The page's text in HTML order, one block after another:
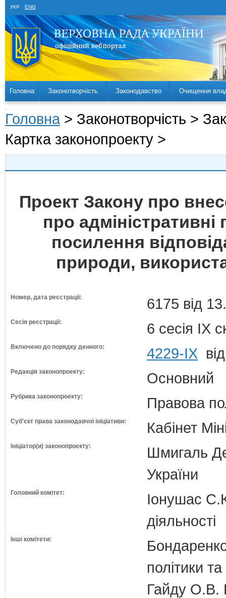
УКР ENG
Головна Законотворчість Законодавство Очищення
Головна > Законотворчість >
Картка законопроекту >
Проект Закону про
про
посилення
природи,
Номер, дата реєстрації: 6175 від
Сесія реєстрації: 6 сесія IX
Включено до порядку денного: 4229-IX
Редакція законопроекту: Основний
Рубрика законопроекту: Правова
Суб'єкт права законодавчої ініціативи: Кабінет
Ініціатор(и) законопроекту:
Шмигаль
України
Головний комітет:
Іонушас
діяльності
Інші комітети:
політики
Гайду О.В.